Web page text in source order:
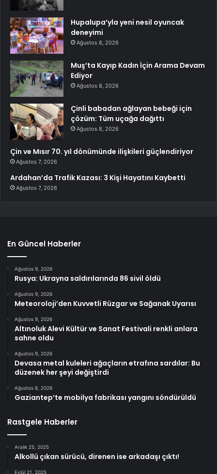
Hupalupa’yla yeni nesil oyuncak
deneyimi
Ağustos 8, 2026
Muş’ta Kayıp Kadın İçin Arama Devam
Ediyor
Ağustos 8, 2026
Çinli babadan ağlayan bebeği için
çözüm: Tüm uçağa dağıttı
Ağustos 8, 2026
Çin ve Mısır 70. yıl dönümünde ilişkileri güçlendiriyor
Ağustos 7, 2026
Ardahan’da Trafik Kazası: 3 Kişi Hayatını Kaybetti
Ağustos 7, 2026
En Güncel Haberler
Ağustos 9, 2026
Rusya: Ukrayna saldırılarında 86 sivil öldü
Ağustos 9, 2026
Meteoroloji’den Kuvvetli Rüzgar ve Sağanak Uyarısı
Ağustos 9, 2026
Altınoluk Alevi Kültür ve Sanat Festivali renkli anlara
sahne oldu
Ağustos 9, 2026
Devasa metal kuleleri ağaçların etrafına sardılar: Bu
düzenek her şeyi değiştirdi
Ağustos 8, 2026
Gaziantep’te mobilya fabrikası yangını söndürüldü
Rastgele Haberler
Aralık 25, 2025
Alkollü çıkan sürücü, direnen ise arkadaşı çıktı!
Eylül 21, 2025